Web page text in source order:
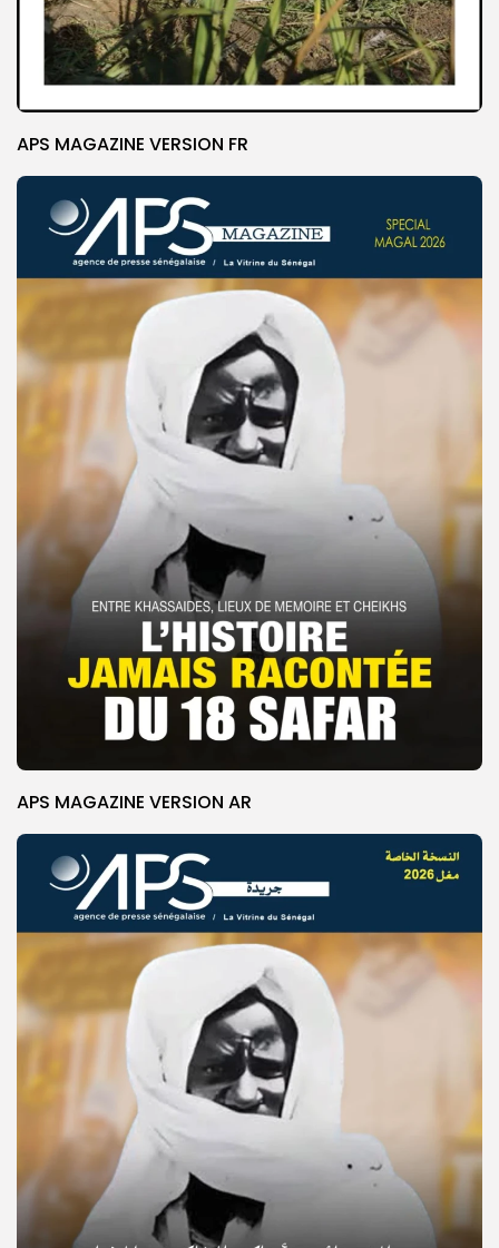
© Copyright 2025, APS
APS MAGAZINE VERSION FR
APS MAGAZINE VERSION AR